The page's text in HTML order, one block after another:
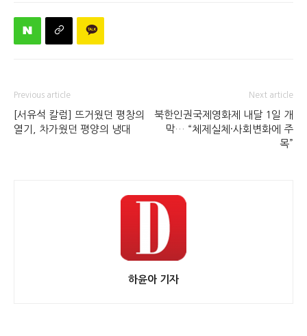
Previous article
[서유석 칼럼] 뜨거웠던 평창의
열기, 차가웠던 평양의 냉대
Next article
북한인권국제영화제 내달 1일 개
막… “체제실체·사회변화에 주
목”
하윤아 기자